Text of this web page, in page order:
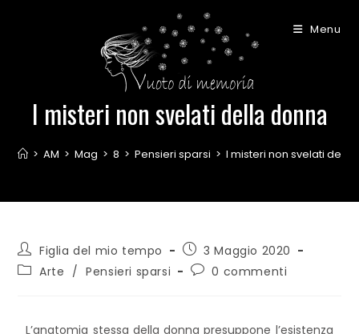
Menu
I misteri non svelati della donna
> AM > Mag > 8 > Pensieri sparsi > I misteri non svelati della
Figlia del mio tempo
3 Maggio 2020
Arte / Pensieri sparsi 0 commenti
L’anatomia stessa della donna presuppone l’esistenza